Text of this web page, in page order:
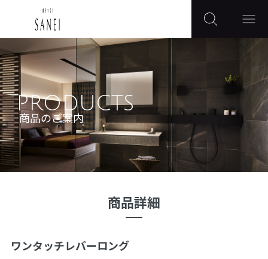
PRODUCTS
商品のご案内
商品詳細
ワンタッチレバーロング